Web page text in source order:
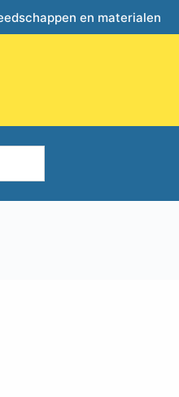
en materialen